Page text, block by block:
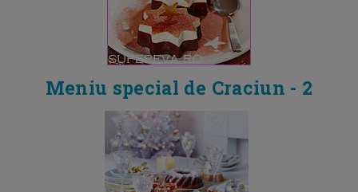
Meniu special de Craciun - 2